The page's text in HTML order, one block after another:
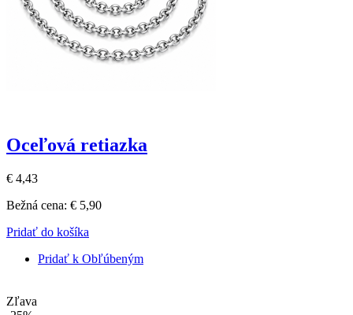
Oceľová retiazka
€ 4,43
Bežná cena: € 5,90
Pridať do košíka
Pridať k Obľúbeným
Zľava